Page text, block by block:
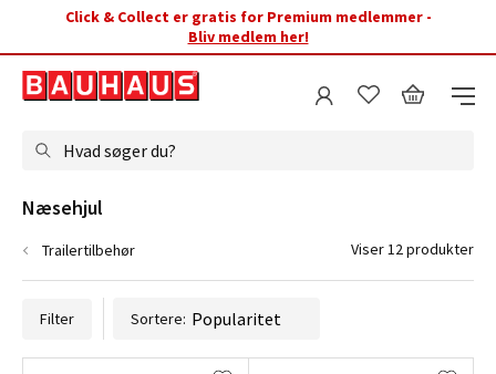
Click & Collect er gratis for Premium medlemmer -
Bliv medlem her!
Hvad søger du?
Filter Sortere:
Næsehjul
Trailertilbehør Viser 12 produkter